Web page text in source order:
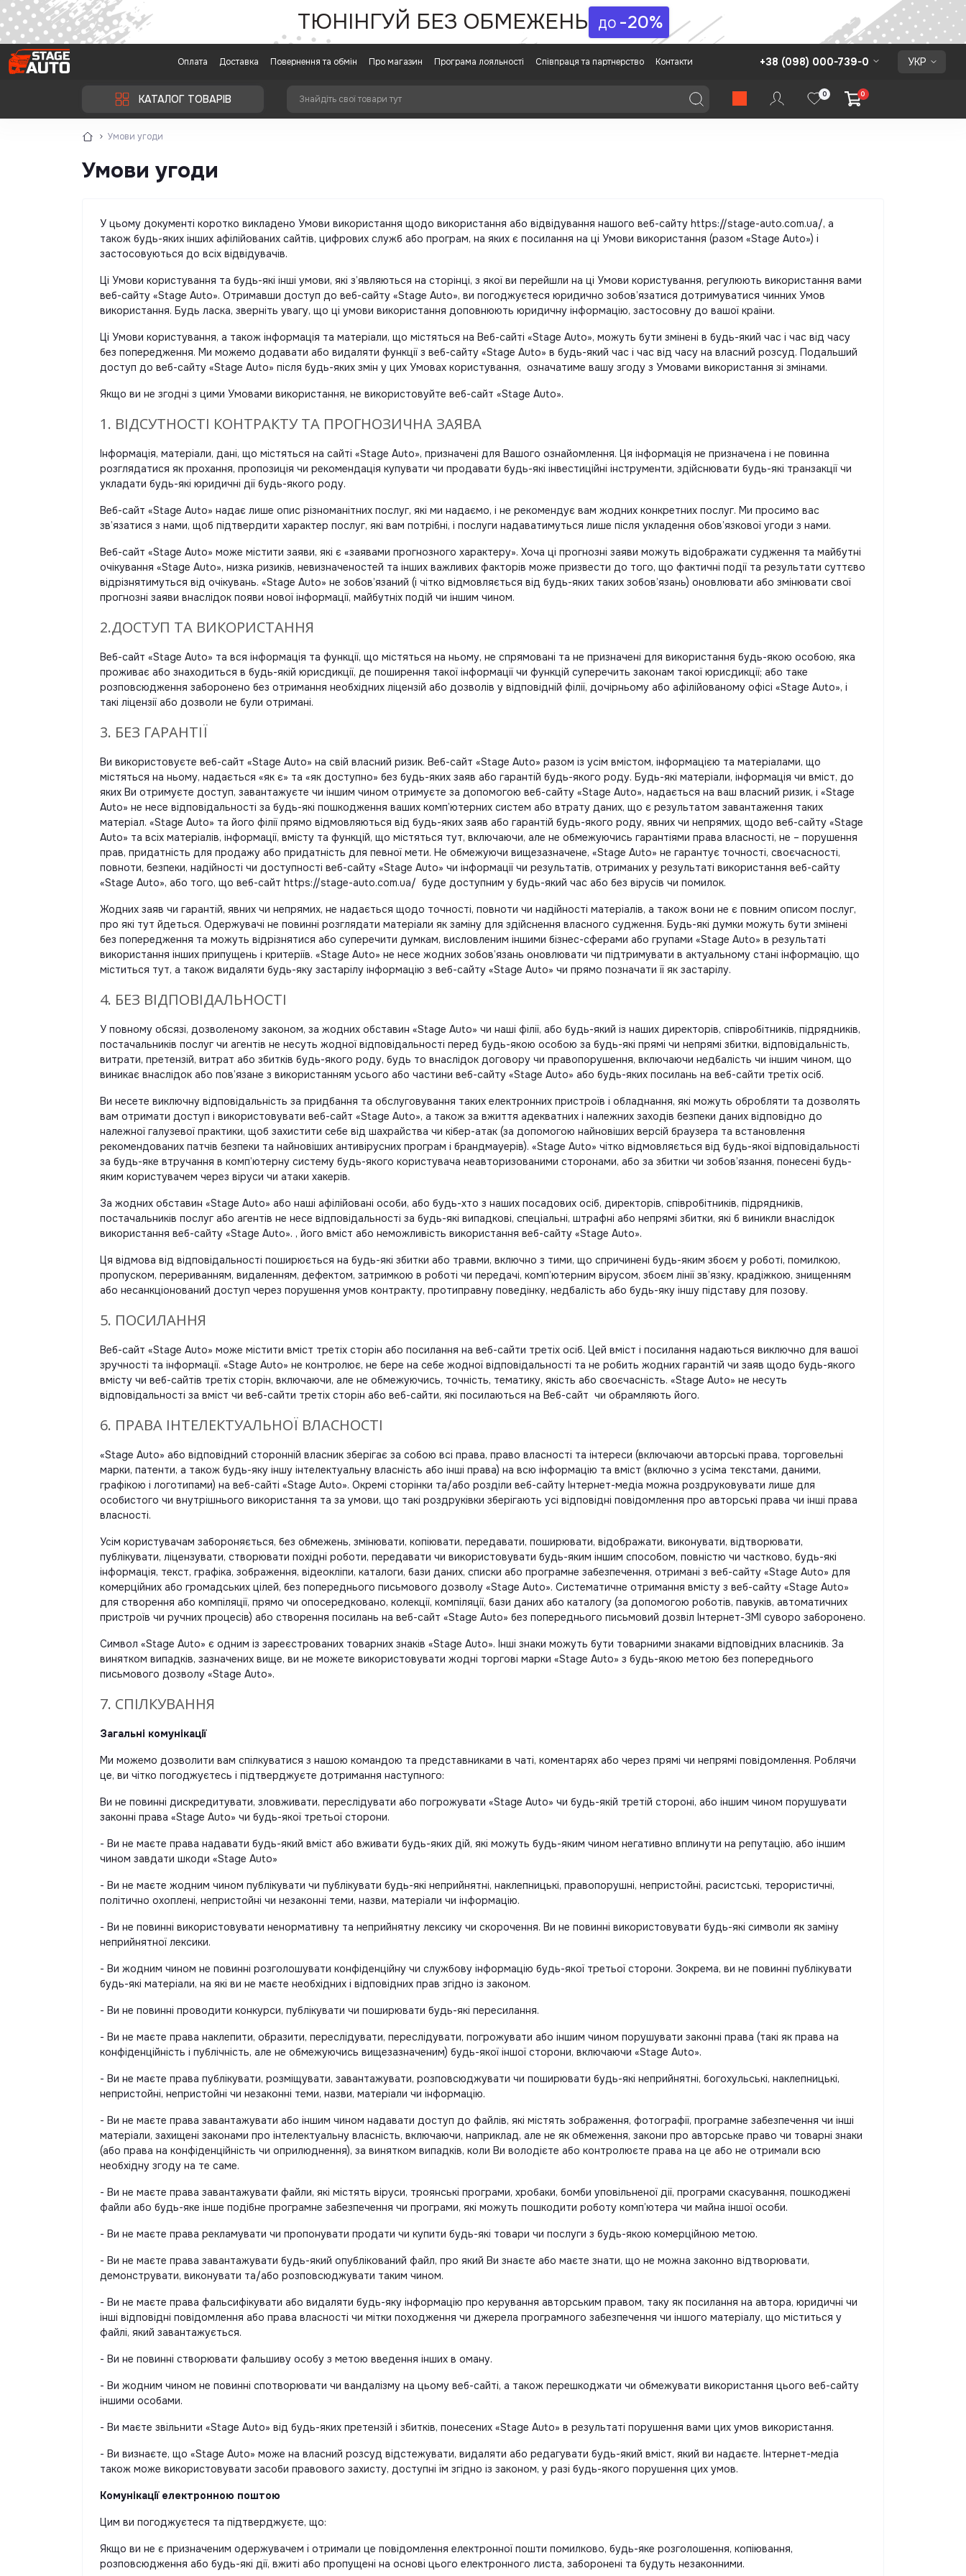
ТЮНІНГУЙ БЕЗ ОБМЕЖЕНЬ ДО -20%
Оплата Доставка Повернення та обмін Про магазин Програма лояльності Співпраця та партнерство Контакти +38 (098) 000-739-0 УКР
КАТАЛОГ ТОВАРІВ 0 0
Умови угоди
Умови угоди
У цьому документі коротко викладено Умови використання щодо використання або відвідування нашого веб-сайту https://stage-auto.com.ua/, а
також будь-яких інших афілійованих сайтів, цифрових служб або програм, на яких є посилання на ці Умови використання (разом «Stage Auto») і
застосовуються до всіх відвідувачів.
Ці Умови користування та будь-які інші умови, які з’являються на сторінці, з якої ви перейшли на ці Умови користування, регулюють використання вами
веб-сайту «Stage Auto». Отримавши доступ до веб-сайту «Stage Auto», ви погоджуєтеся юридично зобов’язатися дотримуватися чинних Умов
використання. Будь ласка, зверніть увагу, що ці умови використання доповнюють юридичну інформацію, застосовну до вашої країни.
Ці Умови користування, а також інформація та матеріали, що містяться на Веб-сайті «Stage Auto», можуть бути змінені в будь-який час і час від часу
без попередження. Ми можемо додавати або видаляти функції з веб-сайту «Stage Auto» в будь-який час і час від часу на власний розсуд. Подальший
доступ до веб-сайту «Stage Auto» після будь-яких змін у цих Умовах користування, означатиме вашу згоду з Умовами використання зі змінами.
Якщо ви не згодні з цими Умовами використання, не використовуйте веб-сайт «Stage Auto».
1. ВІДСУТНОСТІ КОНТРАКТУ ТА ПРОГНОЗИЧНА ЗАЯВА
Інформація, матеріали, дані, що містяться на сайті «Stage Auto», призначені для Вашого ознайомлення. Ця інформація не призначена і не повинна
розглядатися як прохання, пропозиція чи рекомендація купувати чи продавати будь-які інвестиційні інструменти, здійснювати будь-які транзакції чи
укладати будь-які юридичні дії будь-якого роду.
Веб-сайт «Stage Auto» надає лише опис різноманітних послуг, які ми надаємо, і не рекомендує вам жодних конкретних послуг. Ми просимо вас
зв’язатися з нами, щоб підтвердити характер послуг, які вам потрібні, і послуги надаватимуться лише після укладення обов’язкової угоди з нами.
Веб-сайт «Stage Auto» може містити заяви, які є «заявами прогнозного характеру». Хоча ці прогнозні заяви можуть відображати судження та майбутні
очікування «Stage Auto», низка ризиків, невизначеностей та інших важливих факторів може призвести до того, що фактичні події та результати суттєво
відрізнятимуться від очікувань. «Stage Auto» не зобов’язаний (і чітко відмовляється від будь-яких таких зобов’язань) оновлювати або змінювати свої
прогнозні заяви внаслідок появи нової інформації, майбутніх подій чи іншим чином.
2.ДОСТУП ТА ВИКОРИСТАННЯ
Веб-сайт «Stage Auto» та вся інформація та функції, що містяться на ньому, не спрямовані та не призначені для використання будь-якою особою, яка
проживає або знаходиться в будь-якій юрисдикції, де поширення такої інформації чи функцій суперечить законам такої юрисдикції; або таке
розповсюдження заборонено без отримання необхідних ліцензій або дозволів у відповідній філії, дочірньому або афілійованому офісі «Stage Auto», і
такі ліцензії або дозволи не були отримані.
3. БЕЗ ГАРАНТІЇ
Ви використовуєте веб-сайт «Stage Auto» на свій власний ризик. Веб-сайт «Stage Auto» разом із усім вмістом, інформацією та матеріалами, що
містяться на ньому, надається «як є» та «як доступно» без будь-яких заяв або гарантій будь-якого роду. Будь-які матеріали, інформація чи вміст, до
яких Ви отримуєте доступ, завантажуєте чи іншим чином отримуєте за допомогою веб-сайту «Stage Auto», надається на ваш власний ризик, і «Stage
Auto» не несе відповідальності за будь-які пошкодження ваших комп’ютерних систем або втрату даних, що є результатом завантаження таких
матеріал. «Stage Auto» та його філії прямо відмовляються від будь-яких заяв або гарантій будь-якого роду, явних чи непрямих, щодо веб-сайту «Stage
Auto» та всіх матеріалів, інформації, вмісту та функцій, що містяться тут, включаючи, але не обмежуючись гарантіями права власності, не – порушення
прав, придатність для продажу або придатність для певної мети. Не обмежуючи вищезазначене, «Stage Auto» не гарантує точності, своєчасності,
повноти, безпеки, надійності чи доступності веб-сайту «Stage Auto» чи інформації чи результатів, отриманих у результаті використання веб-сайту
«Stage Auto», або того, що веб-сайт https://stage-auto.com.ua/ буде доступним у будь-який час або без вірусів чи помилок.
Жодних заяв чи гарантій, явних чи непрямих, не надається щодо точності, повноти чи надійності матеріалів, а також вони не є повним описом послуг,
про які тут йдеться. Одержувачі не повинні розглядати матеріали як заміну для здійснення власного судження. Будь-які думки можуть бути змінені
без попередження та можуть відрізнятися або суперечити думкам, висловленим іншими бізнес-сферами або групами «Stage Auto» в результаті
використання інших припущень і критеріїв. «Stage Auto» не несе жодних зобов’язань оновлювати чи підтримувати в актуальному стані інформацію, що
міститься тут, а також видаляти будь-яку застарілу інформацію з веб-сайту «Stage Auto» чи прямо позначати її як застарілу.
4. БЕЗ ВІДПОВІДАЛЬНОСТІ
У повному обсязі, дозволеному законом, за жодних обставин «Stage Auto» чи наші філії, або будь-який із наших директорів, співробітників, підрядників,
постачальників послуг чи агентів не несуть жодної відповідальності перед будь-якою особою за будь-які прямі чи непрямі збитки, відповідальність,
витрати, претензій, витрат або збитків будь-якого роду, будь то внаслідок договору чи правопорушення, включаючи недбалість чи іншим чином, що
виникає внаслідок або пов’язане з використанням усього або частини веб-сайту «Stage Auto» або будь-яких посилань на веб-сайти третіх осіб.
Ви несете виключну відповідальність за придбання та обслуговування таких електронних пристроїв і обладнання, які можуть обробляти та дозволять
вам отримати доступ і використовувати веб-сайт «Stage Auto», а також за вжиття адекватних і належних заходів безпеки даних відповідно до
належної галузевої практики, щоб захистити себе від шахрайства чи кібер-атак (за допомогою найновіших версій браузера та встановлення
рекомендованих патчів безпеки та найновіших антивірусних програм і брандмауерів). «Stage Auto» чітко відмовляється від будь-якої відповідальності
за будь-яке втручання в комп’ютерну систему будь-якого користувача неавторизованими сторонами, або за збитки чи зобов’язання, понесені будь-
яким користувачем через віруси чи атаки хакерів.
За жодних обставин «Stage Auto» або наші афілійовані особи, або будь-хто з наших посадових осіб, директорів, співробітників, підрядників,
постачальників послуг або агентів не несе відповідальності за будь-які випадкові, спеціальні, штрафні або непрямі збитки, які б виникли внаслідок
використання веб-сайту «Stage Auto». , його вміст або неможливість використання веб-сайту «Stage Auto».
Ця відмова від відповідальності поширюється на будь-які збитки або травми, включно з тими, що спричинені будь-яким збоєм у роботі, помилкою,
пропуском, перериванням, видаленням, дефектом, затримкою в роботі чи передачі, комп’ютерним вірусом, збоєм лінії зв’язку, крадіжкою, знищенням
або несанкціонований доступ через порушення умов контракту, протиправну поведінку, недбалість або будь-яку іншу підставу для позову.
5. ПОСИЛАННЯ
Веб-сайт «Stage Auto» може містити вміст третіх сторін або посилання на веб-сайти третіх осіб. Цей вміст і посилання надаються виключно для вашої
зручності та інформації. «Stage Auto» не контролює, не бере на себе жодної відповідальності та не робить жодних гарантій чи заяв щодо будь-якого
вмісту чи веб-сайтів третіх сторін, включаючи, але не обмежуючись, точність, тематику, якість або своєчасність. «Stage Auto» не несуть
відповідальності за вміст чи веб-сайти третіх сторін або веб-сайти, які посилаються на Веб-сайт чи обрамляють його.
6. ПРАВА ІНТЕЛЕКТУАЛЬНОЇ ВЛАСНОСТІ
«Stage Auto» або відповідний сторонній власник зберігає за собою всі права, право власності та інтереси (включаючи авторські права, торговельні
марки, патенти, а також будь-яку іншу інтелектуальну власність або інші права) на всю інформацію та вміст (включно з усіма текстами, даними,
графікою і логотипами) на веб-сайті «Stage Auto». Окремі сторінки та/або розділи веб-сайту Інтернет-медіа можна роздруковувати лише для
особистого чи внутрішнього використання та за умови, що такі роздруківки зберігають усі відповідні повідомлення про авторські права чи інші права
власності.
Усім користувачам забороняється, без обмежень, змінювати, копіювати, передавати, поширювати, відображати, виконувати, відтворювати,
публікувати, ліцензувати, створювати похідні роботи, передавати чи використовувати будь-яким іншим способом, повністю чи частково, будь-які
інформація, текст, графіка, зображення, відеокліпи, каталоги, бази даних, списки або програмне забезпечення, отримані з веб-сайту «Stage Auto» для
комерційних або громадських цілей, без попереднього письмового дозволу «Stage Auto». Систематичне отримання вмісту з веб-сайту «Stage Auto»
для створення або компіляції, прямо чи опосередковано, колекції, компіляції, бази даних або каталогу (за допомогою роботів, павуків, автоматичних
пристроїв чи ручних процесів) або створення посилань на веб-сайт «Stage Auto» без попереднього письмовий дозвіл Інтернет-ЗМІ суворо заборонено.
Символ «Stage Auto» є одним із зареєстрованих товарних знаків «Stage Auto». Інші знаки можуть бути товарними знаками відповідних власників. За
винятком випадків, зазначених вище, ви не можете використовувати жодні торгові марки «Stage Auto» з будь-якою метою без попереднього
письмового дозволу «Stage Auto».
7. СПІЛКУВАННЯ
Загальні комунікації
Ми можемо дозволити вам спілкуватися з нашою командою та представниками в чаті, коментарях або через прямі чи непрямі повідомлення. Роблячи
це, ви чітко погоджуєтесь і підтверджуєте дотримання наступного:
Ви не повинні дискредитувати, зловживати, переслідувати або погрожувати «Stage Auto» чи будь-якій третій стороні, або іншим чином порушувати
законні права «Stage Auto» чи будь-якої третьої сторони.
- Ви не маєте права надавати будь-який вміст або вживати будь-яких дій, які можуть будь-яким чином негативно вплинути на репутацію, або іншим
чином завдати шкоди «Stage Auto»
- Ви не маєте жодним чином публікувати чи публікувати будь-які неприйнятні, наклепницькі, правопорушні, непристойні, расистські, терористичні,
політично охоплені, непристойні чи незаконні теми, назви, матеріали чи інформацію.
- Ви не повинні використовувати ненормативну та неприйнятну лексику чи скорочення. Ви не повинні використовувати будь-які символи як заміну
неприйнятної лексики.
- Ви жодним чином не повинні розголошувати конфіденційну чи службову інформацію будь-якої третьої сторони. Зокрема, ви не повинні публікувати
будь-які матеріали, на які ви не маєте необхідних і відповідних прав згідно із законом.
- Ви не повинні проводити конкурси, публікувати чи поширювати будь-які пересилання.
- Ви не маєте права наклепити, образити, переслідувати, переслідувати, погрожувати або іншим чином порушувати законні права (такі як права на
конфіденційність і публічність, але не обмежуючись вищезазначеним) будь-якої іншої сторони, включаючи «Stage Auto».
- Ви не маєте права публікувати, розміщувати, завантажувати, розповсюджувати чи поширювати будь-які неприйнятні, богохульські, наклепницькі,
непристойні, непристойні чи незаконні теми, назви, матеріали чи інформацію.
- Ви не маєте права завантажувати або іншим чином надавати доступ до файлів, які містять зображення, фотографії, програмне забезпечення чи інші
матеріали, захищені законами про інтелектуальну власність, включаючи, наприклад, але не як обмеження, закони про авторське право чи товарні знаки
(або права на конфіденційність чи оприлюднення), за винятком випадків, коли Ви володієте або контролюєте права на це або не отримали всю
необхідну згоду на те саме.
- Ви не маєте права завантажувати файли, які містять віруси, троянські програми, хробаки, бомби уповільненої дії, програми скасування, пошкоджені
файли або будь-яке інше подібне програмне забезпечення чи програми, які можуть пошкодити роботу комп’ютера чи майна іншої особи.
- Ви не маєте права рекламувати чи пропонувати продати чи купити будь-які товари чи послуги з будь-якою комерційною метою.
- Ви не маєте права завантажувати будь-який опублікований файл, про який Ви знаєте або маєте знати, що не можна законно відтворювати,
демонструвати, виконувати та/або розповсюджувати таким чином.
- Ви не маєте права фальсифікувати або видаляти будь-яку інформацію про керування авторським правом, таку як посилання на автора, юридичні чи
інші відповідні повідомлення або права власності чи мітки походження чи джерела програмного забезпечення чи іншого матеріалу, що міститься у
файлі, який завантажується.
- Ви не повинні створювати фальшиву особу з метою введення інших в оману.
- Ви жодним чином не повинні спотворювати чи вандалізму на цьому веб-сайті, а також перешкоджати чи обмежувати використання цього веб-сайту
іншими особами.
- Ви маєте звільнити «Stage Auto» від будь-яких претензій і збитків, понесених «Stage Auto» в результаті порушення вами цих умов використання.
- Ви визнаєте, що «Stage Auto» може на власний розсуд відстежувати, видаляти або редагувати будь-який вміст, який ви надаєте. Інтернет-медіа
також може використовувати засоби правового захисту, доступні їм згідно із законом, у разі будь-якого порушення цих умов.
Комунікації електронною поштою
Цим ви погоджуєтеся та підтверджуєте, що:
Якщо ви не є призначеним одержувачем і отримали це повідомлення електронної пошти помилково, будь-яке розголошення, копіювання,
розповсюдження або будь-які дії, вжиті або пропущені на основі цього електронного листа, заборонені та будуть незаконними.